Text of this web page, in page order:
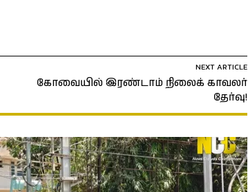
NEXT ARTICLE
கோவையில் இரண்டாம் நிலைக் காவலர்
தேர்வு!